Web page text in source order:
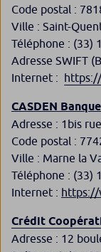
Code postal :
Ville : Saint-
Téléphone : (33)
Adresse SWIFT
Internet : ​
CASDEN
Adresse : 1bis
Code postal :
Ville : Marne la
Téléphone : (33)
Internet : https://
Crédit
Adresse : 12